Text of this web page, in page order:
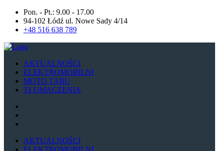
Pon. - Pt.: 9.00 - 17.00
94-102 Łódź ul. Nowe Sady 4/14
+48 516 638 789
AKTUALNOŚCI
ELEKTROMOBILNI
MOTO TABU
TŁUMACZENIA
AKTUALNOŚCI
ELEKTROMOBILNI